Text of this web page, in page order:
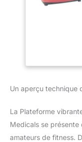
Un aperçu technique
La Plateforme
Medicals se
amateurs de fitness.